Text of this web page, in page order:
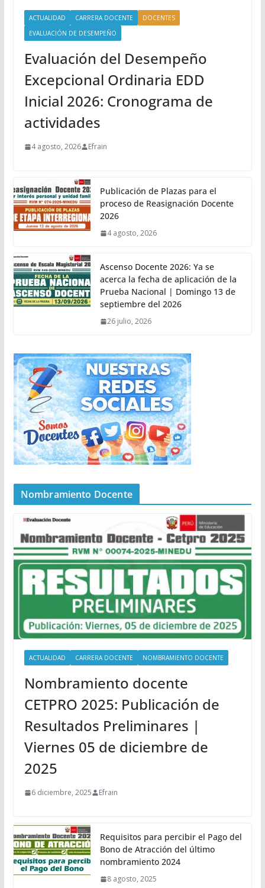
ACTUALIDAD CARRERA DOCENTE
DOCENTES
EVALUACIÓN DE DESEMPEÑO
Evaluación del Desempeño
Excepcional Ordinaria EDD
Inicial 2026: Cronograma de
actividades
4 agosto, 2026 Efrain
Publicación de Plazas para el
proceso de Reasignación Docente
2026
4 agosto, 2026
Ascenso Docente 2026: Ya se
acerca la fecha de aplicación de la
Prueba Nacional | Domingo 13 de
septiembre del 2026
26 julio, 2026
Nombramiento Docente
ACTUALIDAD CARRERA DOCENTE NOMBRAMIENTO DOCENTE
Nombramiento docente
CETPRO 2025: Publicación de
Resultados Preliminares |
Viernes 05 de diciembre de
2025
6 diciembre, 2025 Efrain
Requisitos para percibir el Pago del
Bono de Atracción del último
nombramiento 2024
8 agosto, 2025